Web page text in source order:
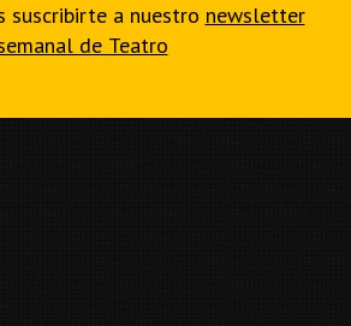
suscribirte a nuestro newsletter
de Teatro